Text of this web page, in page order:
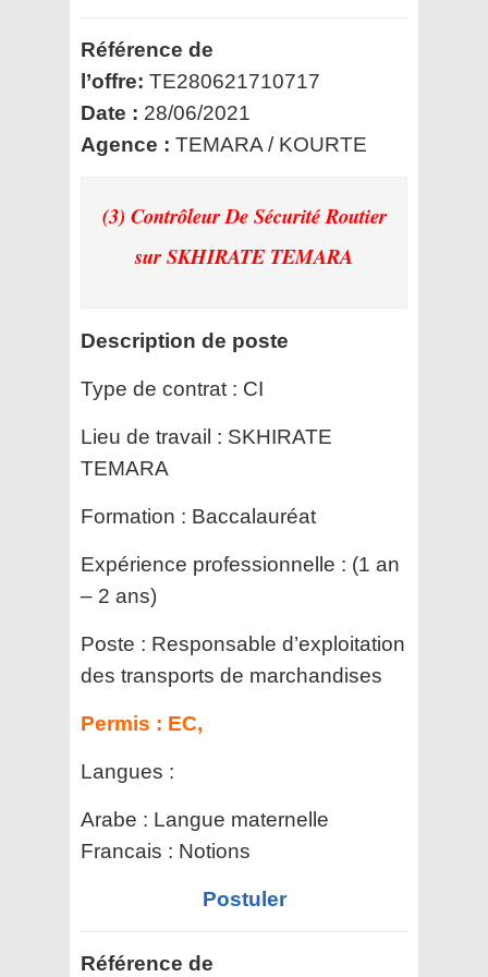
Référence de
l’offre: TE280621710717
Date : 28/06/2021
Agence : TEMARA / KOURTE
(3) Contrôleur De Sécurité Routier
sur SKHIRATE TEMARA
Description de poste
Type de contrat : CI
Lieu de travail : SKHIRATE
TEMARA
Formation : Baccalauréat
Expérience professionnelle : (1 an
– 2 ans)
Poste : Responsable d’exploitation
des transports de marchandises
Permis : EC,
Langues :
Arabe : Langue maternelle
Francais : Notions
Postuler
Référence de